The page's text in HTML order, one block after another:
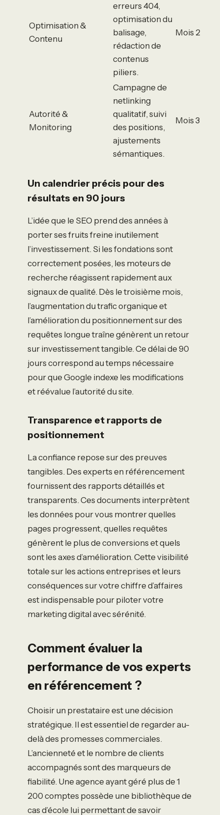
Optimisation &
Contenu
erreurs 404,
optimisation du
balisage,
rédaction de
contenus
piliers.
Mois 2
Autorité &
Monitoring
Campagne de
netlinking
qualitatif, suivi
des positions,
ajustements
sémantiques.
Mois 3
Un calendrier précis pour des
résultats en 90 jours
L’idée que le SEO prend des années à
porter ses fruits freine inutilement
l’investissement. Si les fondations sont
correctement posées, les moteurs de
recherche réagissent rapidement aux
signaux de qualité. Dès le troisième mois,
l’augmentation du trafic organique et
l’amélioration du positionnement sur des
requêtes longue traîne génèrent un retour
sur investissement tangible. Ce délai de 90
jours correspond au temps nécessaire
pour que Google indexe les modifications
et réévalue l’autorité du site.
Transparence et rapports de
positionnement
La confiance repose sur des preuves
tangibles. Des experts en référencement
fournissent des rapports détaillés et
transparents. Ces documents interprètent
les données pour vous montrer quelles
pages progressent, quelles requêtes
génèrent le plus de conversions et quels
sont les axes d’amélioration. Cette visibilité
totale sur les actions entreprises et leurs
conséquences sur votre chiffre d’affaires
est indispensable pour piloter votre
marketing digital avec sérénité.
Comment évaluer la
performance de vos experts
en référencement ?
Choisir un prestataire est une décision
stratégique. Il est essentiel de regarder au-
delà des promesses commerciales.
L’ancienneté et le nombre de clients
accompagnés sont des marqueurs de
fiabilité. Une agence ayant géré plus de 1
200 comptes possède une bibliothèque de
cas d’école lui permettant de savoir